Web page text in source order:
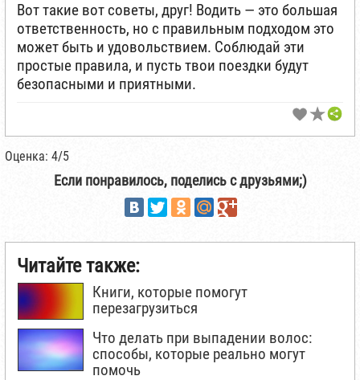
Вот такие вот советы, друг! Водить — это большая
ответственность, но с правильным подходом это
может быть и удовольствием. Соблюдай эти
простые правила, и пусть твои поездки будут
безопасными и приятными.
Оценка: 4/5
Если понравилось, поделись с друзьями;)
Читайте также:
Книги, которые помогут
перезагрузиться
Что делать при выпадении волос:
способы, которые реально могут
помочь